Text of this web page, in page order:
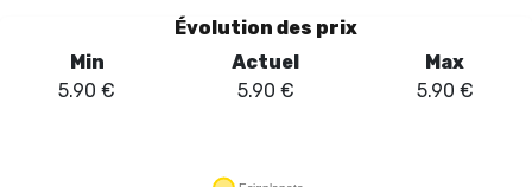
Évolution des prix
Min
5.90 €
Actuel
5.90 €
Max
5.90 €